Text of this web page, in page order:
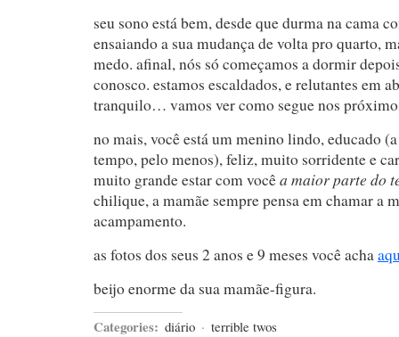
seu sono está bem, desde que durma na cama
ensaiando a sua mudança de volta pro quarto,
medo. afinal, nós só começamos a dormir
conosco. estamos escaldados, e relutantes em
tranquilo… vamos ver como segue nos
no mais, você está um menino lindo, educado
tempo, pelo menos), feliz, muito sorridente e
muito grande estar com vocêa maior parte do
chilique, a mamãe sempre pensa em chamar a
acampamento.
as fotos dos seus 2 anos e 9 meses você acha
beijo enorme da sua mamãe-figura.
Categories: diário · terrible twos